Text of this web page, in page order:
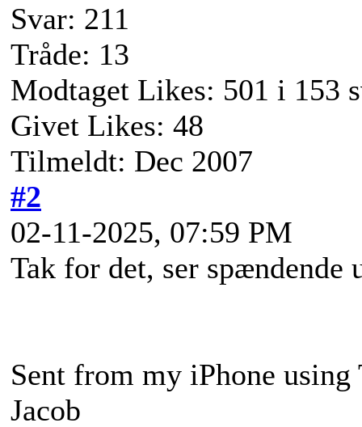
Svar: 211
Tråde: 13
Modtaget Likes: 501 i 153
Givet Likes: 48
Tilmeldt: Dec 2007
#2
02-11-2025, 07:59 PM
Tak for det, ser spændende
Sent from my iPhone using
Jacob